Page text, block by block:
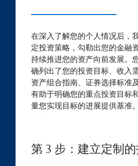
在深入了解您的个人情况后，
定投资策略，勾勒出您的金融
持续推进您的资产向前发展。
确列出了您的投资目标、收入
资产组合指南、证券选择标准
有助于明确您的重点投资目标
量您实现目标的进展提供基准。
第 3 步：建立定制